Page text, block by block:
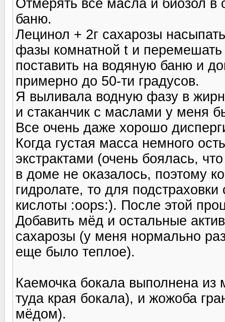
Отмерять все масла и биозол в
баню.
Лецинол + 2г сахарозы
фазы комнатной t и
поставить на водяную баню и
примерно до 50-ти градусов.
Я выливала водную фазу в
и стаканчик с маслами у меня
Все очень даже хорошо
Когда густая масса немного
экстрактами (очень боялась,
в доме не оказалось, поэтому
гидролате, то для
кислоты :oops:). После этой
Добавить мёд и остальные
сахарозы (у меня нормально
еще было теплое).
Каемочка бокала выполнена из
туда края бокала), и жожоба
мёдом).